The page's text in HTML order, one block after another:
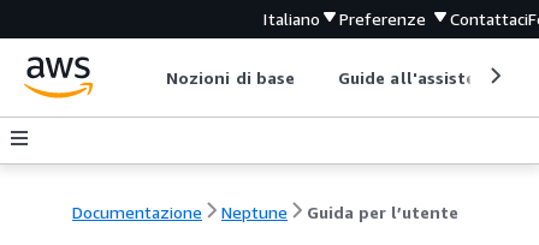
Italiano Preferenze Contattaci
Nozioni di base Guide all'assistenza
Documentazione Neptune Guida per l’utente